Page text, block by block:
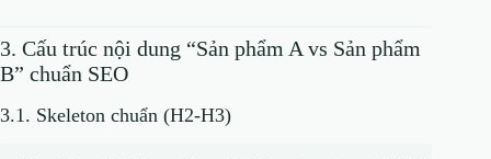
3. Cấu trúc nội dung “Sản phẩm A vs Sản phẩm
B” chuẩn SEO
3.1. Skeleton chuẩn (H2‑H3)